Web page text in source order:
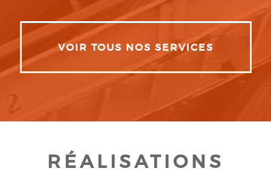
VOIR TOUS NOS SERVICES
RÉALISATIONS